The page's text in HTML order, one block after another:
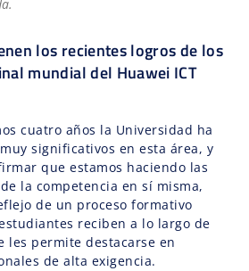
los recientes logros de los
mundial del Huawei ICT
cuatro años la Universidad ha
significativos en esta área, y
que estamos haciendo las
la competencia en sí misma,
de un proceso formativo
reciben a lo largo de
les permite destacarse en
de alta exigencia.